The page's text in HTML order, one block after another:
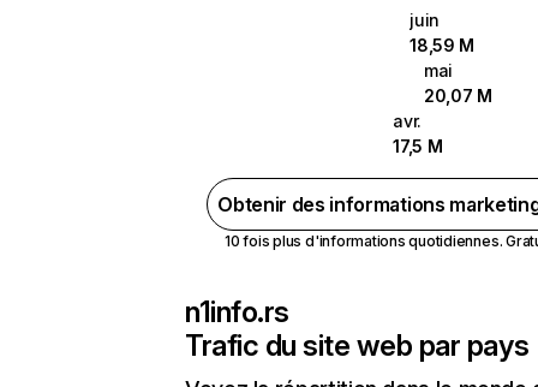
juin
18,59 M
mai
20,07 M
avr.
17,5 M
Obtenir des informations
10 fois plus d'informations quotidiennes.
n1info.rs
Trafic du site web par pays